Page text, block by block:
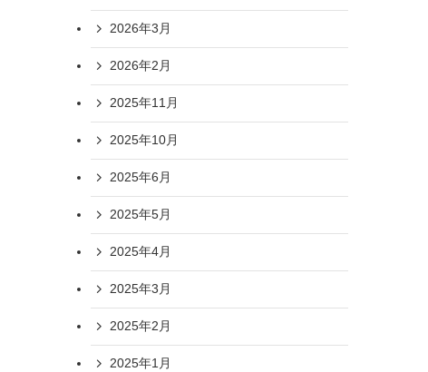
2026年3月
2026年2月
2025年11月
2025年10月
2025年6月
2025年5月
2025年4月
2025年3月
2025年2月
2025年1月